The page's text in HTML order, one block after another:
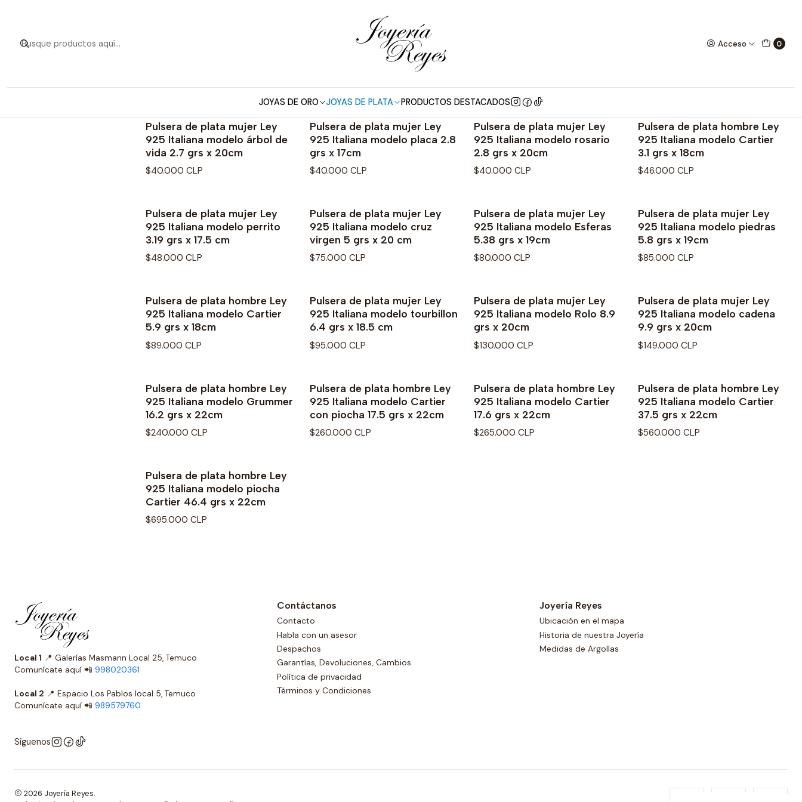
Acceso 0
JOYAS DE ORO JOYAS DE PLATA PRODUCTOS DESTACADOS
Pulseras de Plata
Pulsera de plata mujer Ley
925 Italiana modelo árbol de
vida 2.7 grs x 20cm
$40.000 CLP
Pulsera de plata mujer Ley
925 Italiana modelo placa 2.8
grs x 17cm
$40.000 CLP
Pulsera de plata mujer Ley
925 Italiana modelo rosario
2.8 grs x 20cm
$40.000 CLP
Pulsera de plata hombre Ley
925 Italiana modelo Cartier
3.1 grs x 18cm
$46.000 CLP
Pulsera de plata mujer Ley
925 Italiana modelo perrito
3.19 grs x 17.5 cm
$48.000 CLP
Pulsera de plata mujer Ley
925 Italiana modelo cruz
virgen 5 grs x 20 cm
$75.000 CLP
Pulsera de plata mujer Ley
925 Italiana modelo Esferas
5.38 grs x 19cm
$80.000 CLP
Pulsera de plata mujer Ley
925 Italiana modelo piedras
5.8 grs x 19cm
$85.000 CLP
Agotado
Pulsera de plata hombre Ley
925 Italiana modelo Cartier
5.9 grs x 18cm
$89.000 CLP
Pulsera de plata mujer Ley
925 Italiana modelo tourbillon
6.4 grs x 18.5 cm
$95.000 CLP
Pulsera de plata mujer Ley
925 Italiana modelo Rolo 8.9
grs x 20cm
$130.000 CLP
Pulsera de plata mujer Ley
925 Italiana modelo cadena
9.9 grs x 20cm
$149.000 CLP
Pulsera de plata hombre Ley
925 Italiana modelo Grummer
16.2 grs x 22cm
$240.000 CLP
Pulsera de plata hombre Ley
925 Italiana modelo Cartier
con piocha 17.5 grs x 22cm
$260.000 CLP
Pulsera de plata hombre Ley
925 Italiana modelo Cartier
17.6 grs x 22cm
$265.000 CLP
Pulsera de plata hombre Ley
925 Italiana modelo Cartier
37.5 grs x 22cm
$560.000 CLP
Pulsera de plata hombre Ley
925 Italiana modelo piocha
Cartier 46.4 grs x 22cm
$695.000 CLP
Local 1 📍 Galerías Masmann Local 25, Temuco
Comunícate aquí 📲 998020361
Local 2 📍 Espacio Los Pablos local 5, Temuco
Comunícate aquí 📲 989579760
Síguenos
Contáctanos
Contacto
Habla con un asesor
Despachos
Garantías, Devoluciones, Cambios
Política de privacidad
Términos y Condiciones
Joyería Reyes
Ubicación en el mapa
Historia de nuestra Joyería
Medidas de Argollas
2026 Joyería Reyes.